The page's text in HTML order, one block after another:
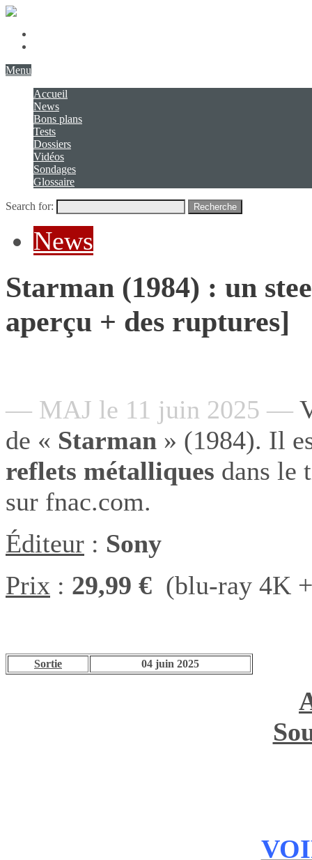
Menu
Accueil
News
Bons plans
Tests
Dossiers
Vidéos
Sondages
Glossaire
Search for: Recherche
News
Starman (1984) : un
aperçu + des ruptures]
— MAJ le 11 juin 2025 —
de « Starman » (1984). Il
reflets métalliques dans le
sur fnac.com.
Éditeur : Sony
Prix : 29,99 € (blu-ray 4K
Sortie 04 juin 2025